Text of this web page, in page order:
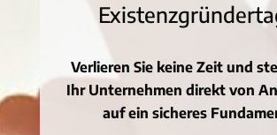
Verlieren Sie keine Zeit und
Ihr Unternehmen direkt von
auf ein sicheres